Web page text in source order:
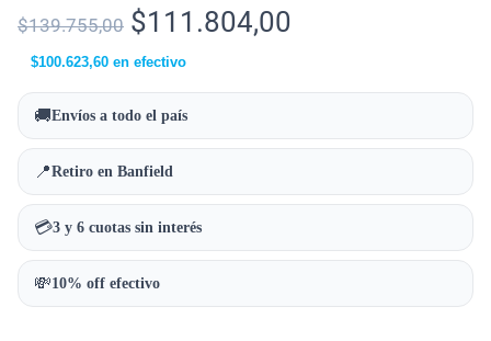
$139.755,00 $111.804,00
$100.623,60 en efectivo
🚚Envíos a todo el país
📍Retiro en Banfield
💳3 y 6 cuotas sin interés
💸10% off efectivo